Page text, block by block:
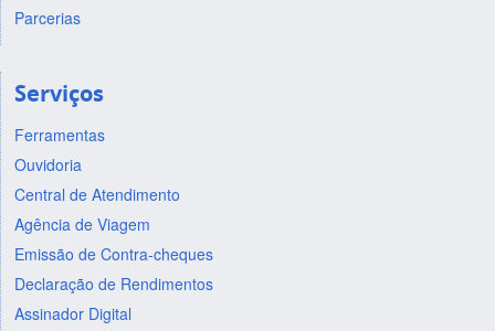
Parcerias
Serviços
Ferramentas
Ouvidoria
Central de Atendimento
Agência de Viagem
Emissão de Contra-cheques
Declaração de Rendimentos
Assinador Digital